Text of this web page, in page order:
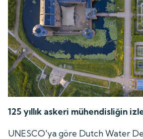
125 yıllık askeri mühendisliğin
UNESCO'ya göre Dutch Water